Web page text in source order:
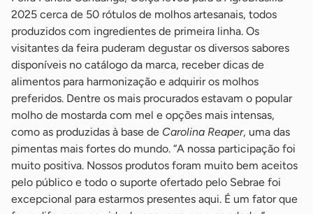
2025 cerca de 50 rótulos de molhos artesanais, todos
produzidos com ingredientes de primeira linha. Os
visitantes da feira puderam degustar os diversos sabores
disponíveis no catálogo da marca, receber dicas de
alimentos para harmonização e adquirir os molhos
preferidos. Dentre os mais procurados estavam o popular
molho de mostarda com mel e opções mais intensas,
como as produzidas à base de Carolina Reaper, uma das
pimentas mais fortes do mundo. “A nossa participação foi
muito positiva. Nossos produtos foram muito bem aceitos
pelo público e todo o suporte ofertado pelo Sebrae foi
excepcional para estarmos presentes aqui. É um fator que